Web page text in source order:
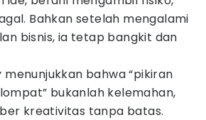
Bahkan setelah mengalami
bisnis, ia tetap bangkit dan
menunjukkan bahwa “pikiran
bukanlah kelemahan,
kreativitas tanpa batas.